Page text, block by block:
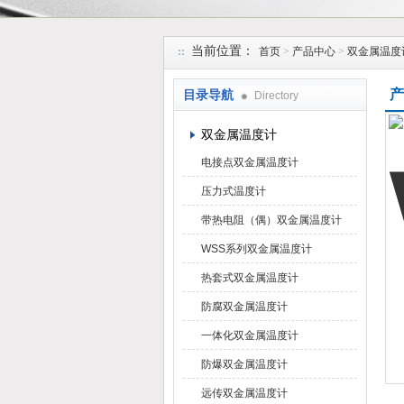
安徽久跃仪表有限公司
当前位置： 首页 > 产品中心 > 双金属温度
目录导航 Directory
双金属温度计
电接点双金属温度计
压力式温度计
带热电阻（偶）双金属温度计
WSS系列双金属温度计
热套式双金属温度计
防腐双金属温度计
一体化双金属温度计
防爆双金属温度计
远传双金属温度计